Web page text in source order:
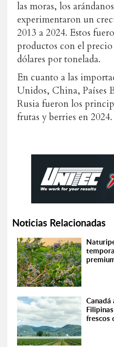
las moras, los
experimentaron un
2013 a 2024. Estos
productos con el precio
dólares por tonelada.
En cuanto a las
Unidos, China, Países
Rusia fueron los
frutas y berries en 2024.
Noticias Relacionadas
frescos